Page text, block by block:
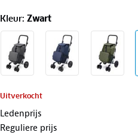
Kleur: Zwart
Uitverkocht
Ledenprijs
Reguliere prijs